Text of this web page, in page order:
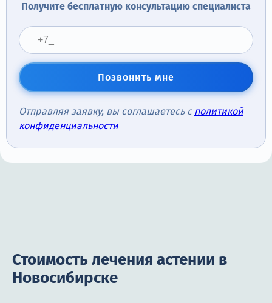
Получите бесплатную консультацию специалиста
Позвонить мне
Отправляя заявку, вы соглашаетесь с политикой
конфиденциальности
Стоимость лечения астении в
Новосибирске